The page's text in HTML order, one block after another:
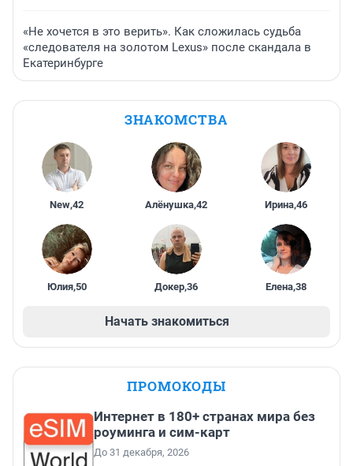
«Не хочется в это верить». Как сложилась судьба
«следователя на золотом Lexus» после скандала в
Екатеринбурге
ЗНАКОМСТВА
New,42 Алёнушка,42 Ирина,46
Юлия,50 Докер,36 Елена,38
Начать знакомиться
ПРОМОКОДЫ
Интернет в 180+ странах мира без
роуминга и сим-карт
До 31 декабря, 2026